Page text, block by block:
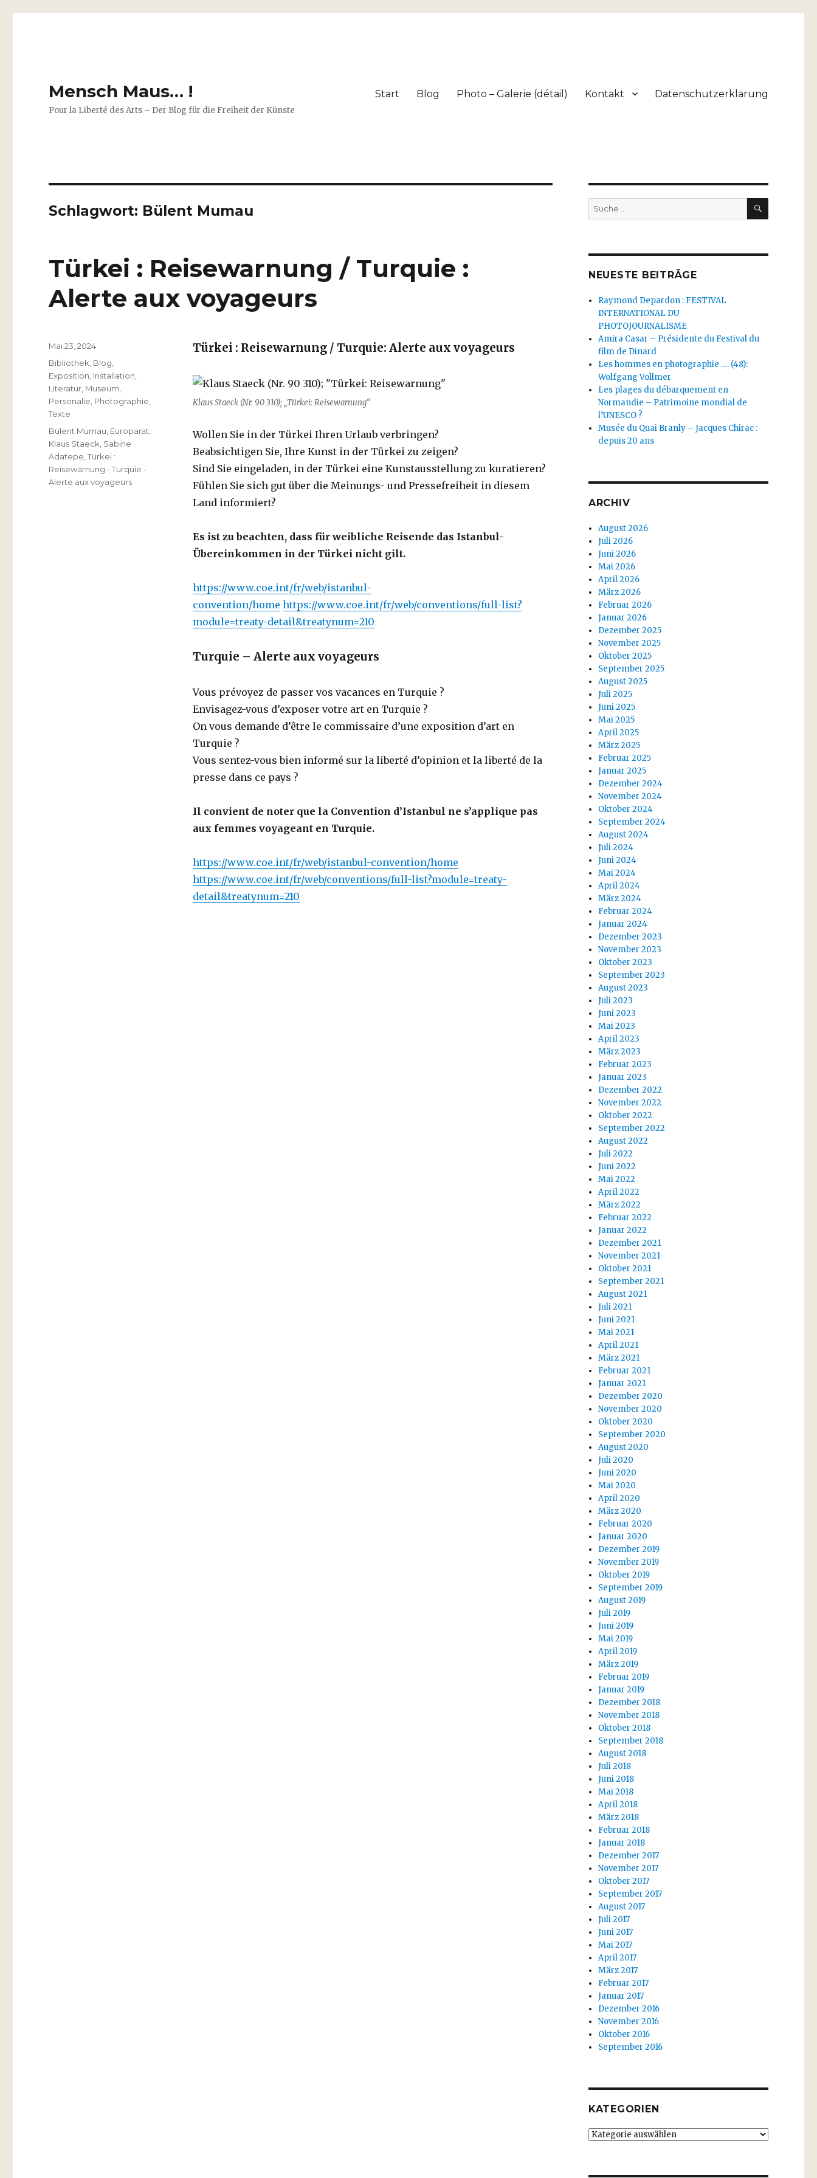
Mensch Maus… !
Pour la Liberté des Arts – Der Blog für die Freiheit der Künste
Start Blog Photo – Galerie (détail) Kontakt Datenschutzerklärung
Schlagwort: Bülent Mumau
Türkei : Reisewarnung / Turquie :
Alerte aux voyageurs
Türkei : Reisewarnung / Turquie: Alerte aux voyageurs
Klaus Staeck (Nr. 90 310); „Türkei: Reisewarnung“
Wollen Sie in der Türkei Ihren Urlaub verbringen?
Beabsichtigen Sie, Ihre Kunst in der Türkei zu zeigen?
Sind Sie eingeladen, in der Türkei eine Kunstausstellung zu kuratieren?
Fühlen Sie sich gut über die Meinungs- und Pressefreiheit in diesem
Land informiert?
Es ist zu beachten, dass für weibliche Reisende das Istanbul-
Übereinkommen in der Türkei nicht gilt.
https://www.coe.int/fr/web/istanbul-
convention/home https://www.coe.int/fr/web/conventions/full-list?
module=treaty-detail&treatynum=210
Turquie – Alerte aux voyageurs
Vous prévoyez de passer vos vacances en Turquie ?
Envisagez-vous d’exposer votre art en Turquie ?
On vous demande d’être le commissaire d’une exposition d’art en
Turquie ?
Vous sentez-vous bien informé sur la liberté d’opinion et la liberté de la
presse dans ce pays ?
Il convient de noter que la Convention d’Istanbul ne s’applique pas
aux femmes voyageant en Turquie.
https://www.coe.int/fr/web/istanbul-convention/home
https://www.coe.int/fr/web/conventions/full-list?module=treaty-
detail&treatynum=210
Veröffentlicht
am
Mai 23, 2024
Kategorien
Bibliothek Blog
Exposition Installation
Literatur Museum
Personalie Photographie
Texte
Schlagwörter
Bülent Mumau Europarat
Klaus Staeck Sabine
Adatepe ,Türkei :
Reisewarnung - Turquie -
Alerte aux voyageurs
Suche
nach:
SUCHEN
NEUESTE BEITRÄGE
Raymond Depardon : FESTIVAL
INTERNATIONAL DU
PHOTOJOURNALISME
Amira Casar – Présidente du Festival du
film de Dinard
Les hommes en photographie …. (48):
Wolfgang Vollmer
Les plages du débarquement en
Normandie – Patrimoine mondial de
l’UNESCO ?
Musée du Quai Branly – Jacques Chirac :
depuis 20 ans
ARCHIV
August 2026
Juli 2026
Juni 2026
Mai 2026
April 2026
März 2026
Februar 2026
Januar 2026
Dezember 2025
November 2025
Oktober 2025
September 2025
August 2025
Juli 2025
Juni 2025
Mai 2025
April 2025
März 2025
Februar 2025
Januar 2025
Dezember 2024
November 2024
Oktober 2024
September 2024
August 2024
Juli 2024
Juni 2024
Mai 2024
April 2024
März 2024
Februar 2024
Januar 2024
Dezember 2023
November 2023
Oktober 2023
September 2023
August 2023
Juli 2023
Juni 2023
Mai 2023
April 2023
März 2023
Februar 2023
Januar 2023
Dezember 2022
November 2022
Oktober 2022
September 2022
August 2022
Juli 2022
Juni 2022
Mai 2022
April 2022
März 2022
Februar 2022
Januar 2022
Dezember 2021
November 2021
Oktober 2021
September 2021
August 2021
Juli 2021
Juni 2021
Mai 2021
April 2021
März 2021
Februar 2021
Januar 2021
Dezember 2020
November 2020
Oktober 2020
September 2020
August 2020
Juli 2020
Juni 2020
Mai 2020
April 2020
März 2020
Februar 2020
Januar 2020
Dezember 2019
November 2019
Oktober 2019
September 2019
August 2019
Juli 2019
Juni 2019
Mai 2019
April 2019
März 2019
Februar 2019
Januar 2019
Dezember 2018
November 2018
Oktober 2018
September 2018
August 2018
Juli 2018
Juni 2018
Mai 2018
April 2018
März 2018
Februar 2018
Januar 2018
Dezember 2017
November 2017
Oktober 2017
September 2017
August 2017
Juli 2017
Juni 2017
Mai 2017
April 2017
März 2017
Februar 2017
Januar 2017
Dezember 2016
November 2016
Oktober 2016
September 2016
KATEGORIEN
Kategorien